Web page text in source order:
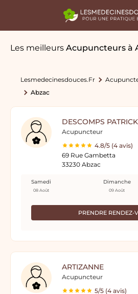
Les meilleurs Acupuncteurs à
Lesmedecinesdouces.fr
Abzac
DESCOMPS PATRICK
Acupuncteur
4.8/5 (4 avis)
69 Rue Gambetta
33230 Abzac
PRENDRE RENDEZ-
Samedi
08 Août
Dimanche
09 Août
ARTIZANNE
Acupuncteur
5/5 (4 avis)